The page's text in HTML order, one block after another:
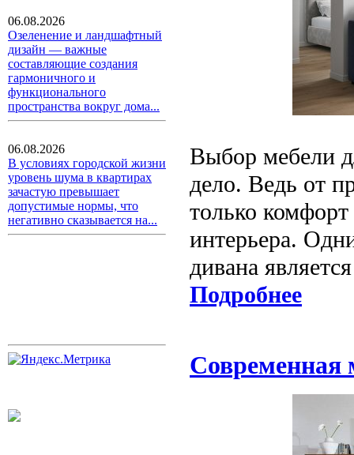
06.08.2026
Озеленение и ландшафтный
дизайн — важные
составляющие создания
гармоничного и
функционального
пространства вокруг дома...
06.08.2026
В условиях городской жизни
уровень шума в квартирах
зачастую превышает
допустимые нормы, что
негативно сказывается на...
Выбор мебели
дело. Ведь от
только
интерьера.
дивана
Подробнее
Современная